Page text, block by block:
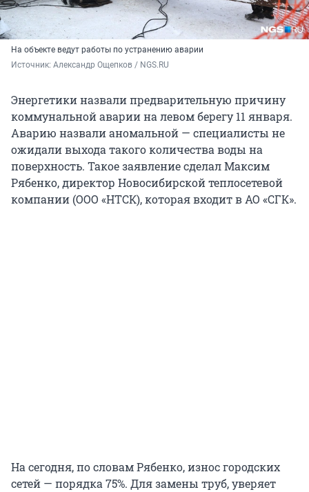
На объекте ведут работы по устранению аварии
Источник: Александр Ощепков / NGS.RU
Энергетики назвали предварительную причину
коммунальной аварии на левом берегу 11 января.
Аварию назвали аномальной — специалисты не
ожидали выхода такого количества воды на
поверхность. Такое заявление сделал Максим
Рябенко, директор Новосибирской теплосетевой
компании (ООО «НТСК), которая входит в АО «СГК».
На сегодня, по словам Рябенко, износ городских
сетей — порядка 75%. Для замены труб, уверяет